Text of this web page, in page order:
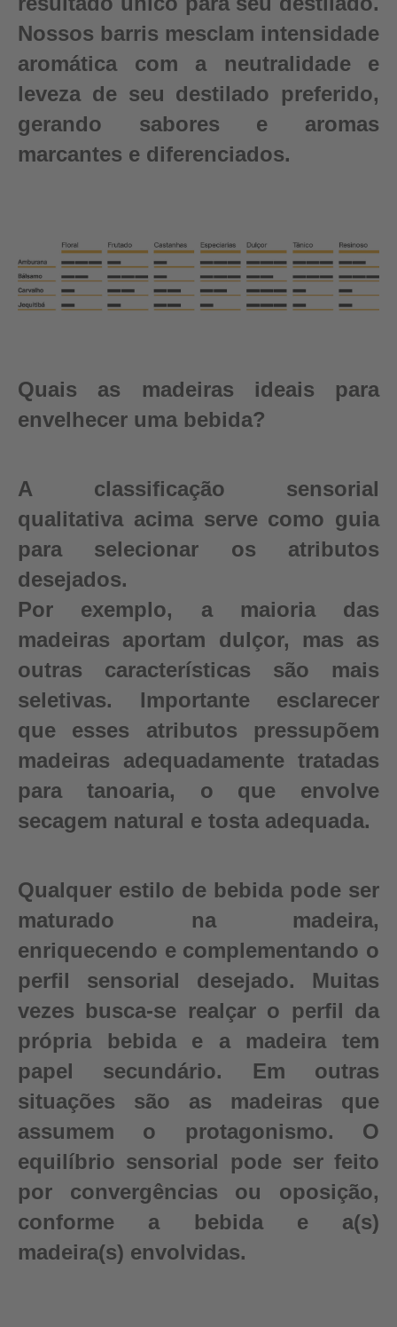
Nossos barris mesclam intensidade
aromática com a neutralidade e
leveza de seu destilado preferido,
gerando sabores e aromas
marcantes e diferenciados.
Quais as madeiras ideais para
envelhecer uma bebida?
A classificação sensorial
qualitativa acima serve como guia
para selecionar os atributos
desejados.
Por exemplo, a maioria das
madeiras aportam dulçor, mas as
outras características são mais
seletivas. Importante esclarecer
que esses atributos pressupõem
madeiras adequadamente tratadas
para tanoaria, o que envolve
secagem natural e tosta adequada.
Qualquer estilo de bebida pode ser
maturado na madeira,
enriquecendo e complementando o
perfil sensorial desejado. Muitas
vezes busca-se realçar o perfil da
própria bebida e a madeira tem
papel secundário. Em outras
situações são as madeiras que
assumem o protagonismo. O
equilíbrio sensorial pode ser feito
por convergências ou oposição,
conforme a bebida e a(s)
madeira(s) envolvidas.